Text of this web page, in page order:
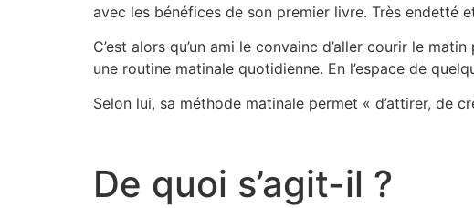
avec les bénéfices de son premier livre. Très endetté
C’est alors qu’un ami le convainc d’aller courir le
une routine matinale quotidienne. En l’espace de
Selon lui, sa méthode matinale permet « d’attirer, de
De quoi s’agit-il ?